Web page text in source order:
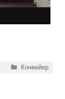
Рубрики
Конвейер